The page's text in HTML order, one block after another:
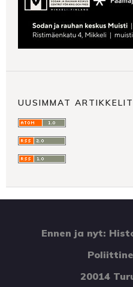
UUSIMMAT ARTIKKELIT
Ennen ja nyt:
20014